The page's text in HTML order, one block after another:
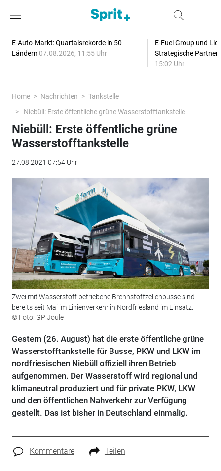
E-Auto-Markt: Quartalsrekorde in 50
Ländern 07.08.2026, 11:55 Uhr
E-Fuel Group und
Strategische
15:02 Uhr
Home Nachrichten
Tankstelle
Niebüll: Erste öffentliche grüne Wasserstofftankstelle
Niebüll: Erste öffentliche grüne
Wasserstofftankstelle
27.08.2021 07:54 Uhr
Zwei mit Wasserstoff betriebene Brennstoffzellenbusse sind
bereits seit Mai im Linienverkehr in Nordfriesland im Einsatz.
© Foto: GP Joule
Gestern (26. August) hat die erste öffentliche grüne
Wasserstofftankstelle für Busse, PKW und LKW im
nordfriesischen Niebüll offiziell ihren Betrieb
aufgenommen. Der Wasserstoff wird regional und
klimaneutral produziert und für private PKW, LKW
und den öffentlichen Nahverkehr zur Verfügung
gestellt. Das ist bisher in Deutschland einmalig.
Kommentare Teilen